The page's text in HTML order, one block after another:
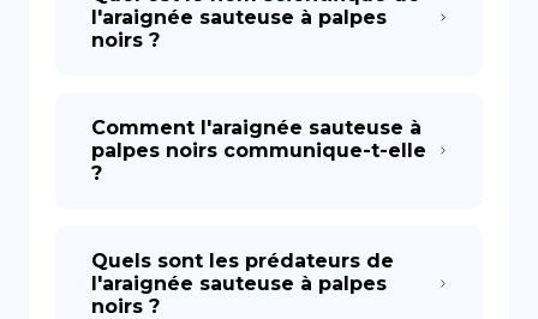
l'araignée sauteuse à palpes
noirs ?
Comment l'araignée sauteuse à
palpes noirs communique-t-elle
?
Quels sont les prédateurs de
l'araignée sauteuse à palpes
noirs ?